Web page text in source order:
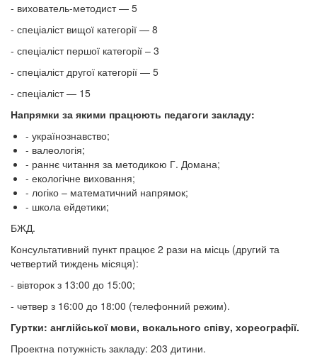
- вихователь-методист — 5
- спеціаліст вищої категорії — 8
- спеціаліст першої категорії – 3
- спеціаліст другої категорії — 5
- спеціаліст — 15
Напрямки за якими працюють педагоги закладу:
- українознавство;
- валеологія;
- раннє читання за методикою Г. Домана;
- екологічне виховання;
- логіко – математичний напрямок;
- школа ейдетики;
БЖД.
Консультативний пункт працює 2 рази на місць (другий та
четвертий тиждень місяця):
- вівторок з 13:00 до 15:00;
- четвер з 16:00 до 18:00 (телефонний режим).
Гуртки: англійської мови, вокального співу, хореографії.
Проектна потужність закладу: 203 дитини.